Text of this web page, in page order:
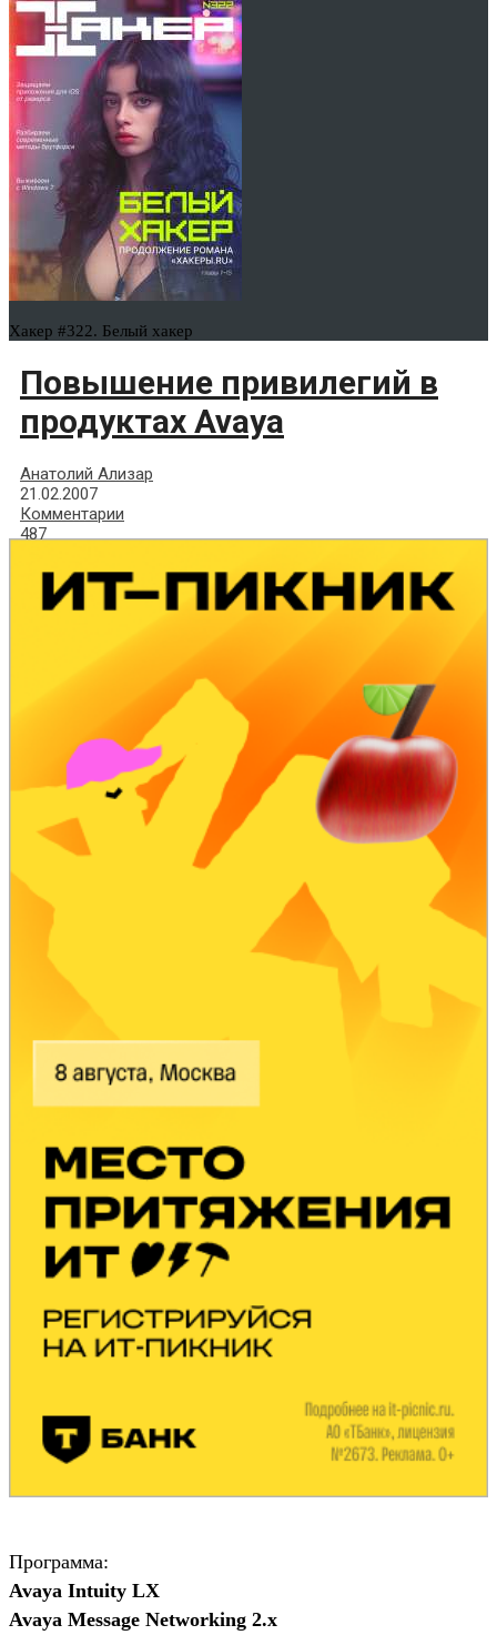
Хакер #322. Белый хакер
Повышение привилегий в
продуктах Avaya
Анатолий Ализар
21.02.2007
Комментарии
487
Программа:
Avaya Intuity LX
Avaya Message Networking 2.x